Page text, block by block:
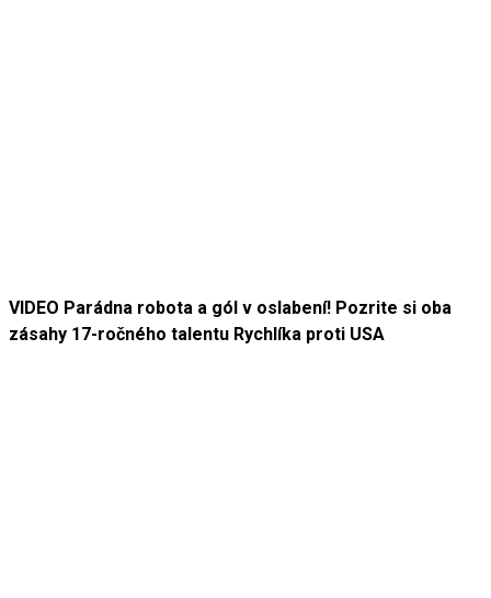
VIDEO Parádna robota a gól v oslabení! Pozrite si oba
zásahy 17-ročného talentu Rychlíka proti USA